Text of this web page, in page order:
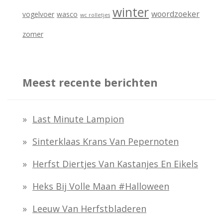
vogelvoer wasco wc rolletjes winter woordzoeker
zomer
Meest recente berichten
Last Minute Lampion
Sinterklaas Krans Van Pepernoten
Herfst Diertjes Van Kastanjes En Eikels
Heks Bij Volle Maan #halloween
Leeuw Van Herfstbladeren